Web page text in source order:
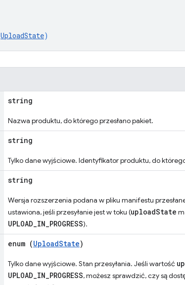
UploadState)
string
Nazwa produktu, do którego przesłano pakiet.
string
Tylko dane wyjściowe. Identyfikator produktu, do
string
Wersja rozszerzenia podana w pliku manifestu
ustawiona, jeśli przesyłanie jest w toku (uploadState
UPLOAD_IN_PROGRESS).
enum (UploadState)
Tylko dane wyjściowe. Stan przesyłania. Jeśli wartość
UPLOAD_IN_PROGRESS, możesz sprawdzić, czy są